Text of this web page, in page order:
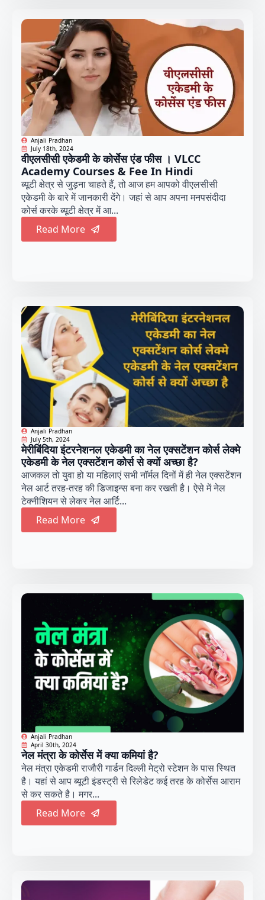
Anjali Pradhan
July 18th, 2024
वीएलसीसी एकेडमी के कोर्सेस एंड फीस । VLCC
Academy Courses & Fee In Hindi
ब्यूटी क्षेत्र से जुड़ना चाहते हैं, तो आज हम आपको वीएलसीसी
एकेडमी के बारे में जानकारी देंगे। जहां से आप अपना मनपसंदीदा
कोर्स करके ब्यूटी क्षेत्र में आ...
Read More
Anjali Pradhan
July 5th, 2024
मेरीबिंदिया इंटरनेशनल एकेडमी का नेल एक्सटेंशन कोर्स लेक्मे
एकेडमी के नेल एक्सटेंशन कोर्स से क्यों अच्छा है?
आजकल तो युवा हो या महिलाएं सभी नॉर्मल दिनों में ही नेल एक्सटेंशन
नेल आर्ट तरह-तरह की डिजाइन्स बना कर रखती है। ऐसे में नेल
टेक्नीशियन से लेकर नेल आर्टि...
Read More
Anjali Pradhan
April 30th, 2024
नेल मंत्रा के कोर्सेस में क्या कमियां है?
नेल मंत्रा एकेडमी राजौरी गार्डन दिल्ली मेट्रो स्टेशन के पास स्थित
है। यहां से आप ब्यूटी इंडस्ट्री से रिलेडेट कई तरह के कोर्सेस आराम
से कर सकते है। मगर...
Read More